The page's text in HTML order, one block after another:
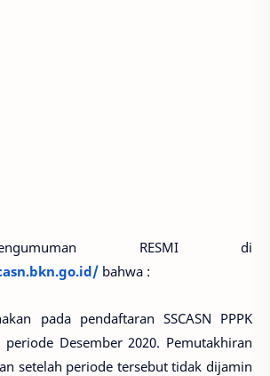
RESMI di
bahwa :
pada pendaftaran SSCASN PPPK
Desember 2020. Pemutakhiran
setelah periode tersebut tidak dijamin